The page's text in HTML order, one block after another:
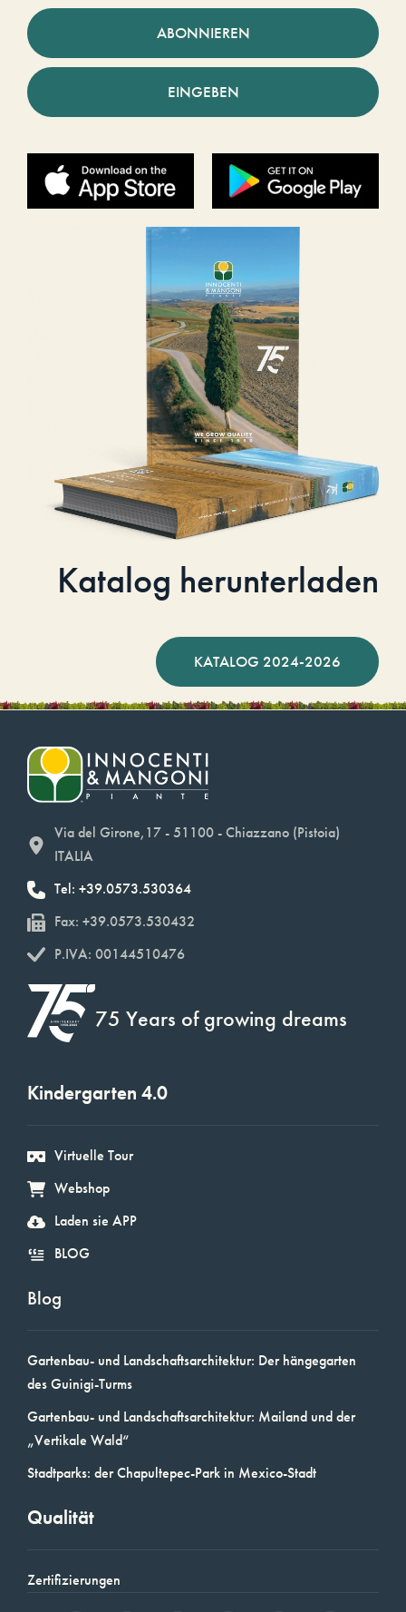
ABONNIEREN
EINGEBEN
Katalog herunterladen
KATALOG 2024-2026
Via del Girone,17 - 51100 - Chiazzano (Pistoia)
ITALIA
Tel: +39.0573.530364
Fax: +39.0573.530432
P.IVA: 00144510476
75 Years of growing dreams
Kindergarten 4.0
Virtuelle Tour
Webshop
Laden sie APP
BLOG
Blog
Gartenbau- und Landschaftsarchitektur: Der hängegarten
des Guinigi-Turms
Gartenbau- und Landschaftsarchitektur: Mailand und der
„Vertikale Wald“
Stadtparks: der Chapultepec-Park in Mexico-Stadt
Qualität
Zertifizierungen